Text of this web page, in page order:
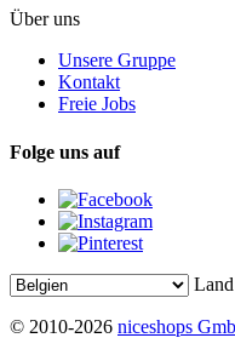
Über uns
Unsere Gruppe
Kontakt
Freie Jobs
Folge uns auf
© 2010-2026 niceshops